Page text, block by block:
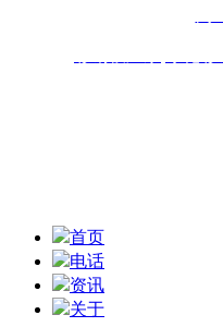
首页
电话
资讯
关于